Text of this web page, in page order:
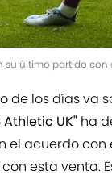
su último partido con
de los días va
Athletic UK" ha
el acuerdo con
esta venta.